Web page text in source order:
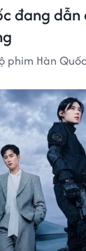
đang
phim Hàn